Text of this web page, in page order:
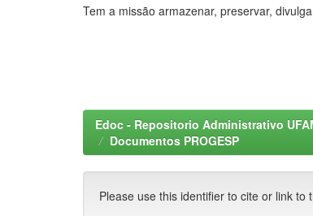
Tem a missão armazenar, preservar,
Edoc - Repositorio Administrativo
Documentos PROGESP
Please use this identifier to cite or link to